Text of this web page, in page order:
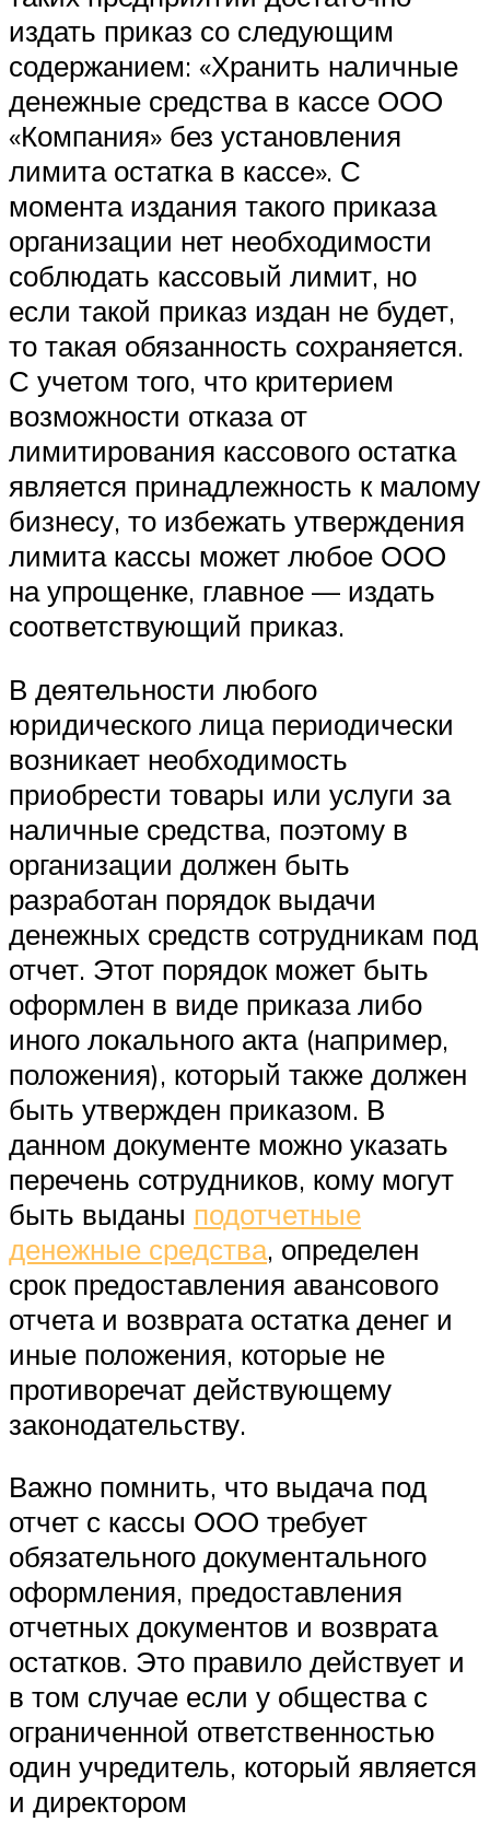
издать приказ со следующим
содержанием: «Хранить наличные
денежные средства в кассе ООО
«Компания» без установления
лимита остатка в кассе». С
момента издания такого приказа
организации нет необходимости
соблюдать кассовый лимит, но
если такой приказ издан не будет,
то такая обязанность сохраняется.
С учетом того, что критерием
возможности отказа от
лимитирования кассового остатка
является принадлежность к малому
бизнесу, то избежать утверждения
лимита кассы может любое ООО
на упрощенке, главное — издать
соответствующий приказ.
В деятельности любого
юридического лица периодически
возникает необходимость
приобрести товары или услуги за
наличные средства, поэтому в
организации должен быть
разработан порядок выдачи
денежных средств сотрудникам под
отчет. Этот порядок может быть
оформлен в виде приказа либо
иного локального акта (например,
положения), который также должен
быть утвержден приказом. В
данном документе можно указать
перечень сотрудников, кому могут
быть выданы подотчетные
денежные средства, определен
срок предоставления авансового
отчета и возврата остатка денег и
иные положения, которые не
противоречат действующему
законодательству.
Важно помнить, что выдача под
отчет с кассы ООО требует
обязательного документального
оформления, предоставления
отчетных документов и возврата
остатков. Это правило действует и
в том случае если у общества с
ограниченной ответственностью
один учредитель, который является
и директором